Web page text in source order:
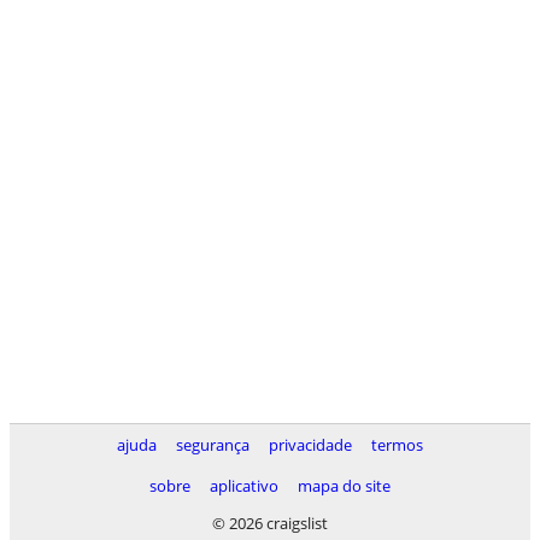
ajuda segurança privacidade
termos
sobre
aplicativo
mapa do site
© 2026 craigslist